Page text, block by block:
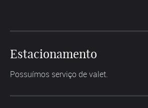
Estacionamento
Possuímos serviço de valet.